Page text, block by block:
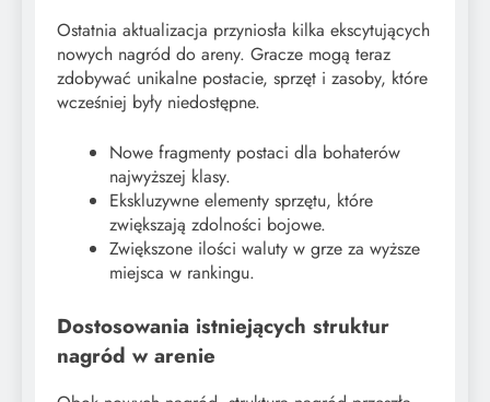
Ostatnia aktualizacja przyniosła kilka ekscytujących
nowych nagród do areny. Gracze mogą teraz
zdobywać unikalne postacie, sprzęt i zasoby, które
wcześniej były niedostępne.
Nowe fragmenty postaci dla bohaterów
najwyższej klasy.
Ekskluzywne elementy sprzętu, które
zwiększają zdolności bojowe.
Zwiększone ilości waluty w grze za wyższe
miejsca w rankingu.
Dostosowania istniejących struktur
nagród w arenie